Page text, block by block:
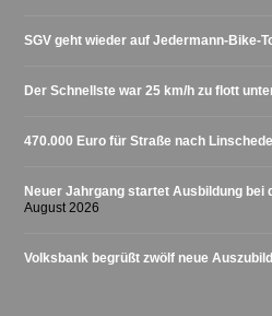
SGV geht wieder auf Jedermann-Bike-
Der Schnellste war 25 km/h zu flott
470.000 Euro für Straße nach Linschede
Neuer Jahrgang startet Ausbildung bei
August 2026
Volksbank begrüßt zwölf neue